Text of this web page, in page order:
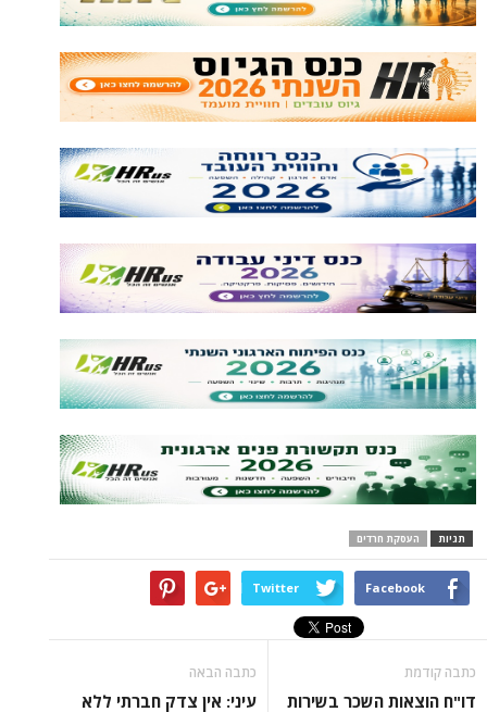
חרדים
Twitter
השכר בשירות
עיני: אין צדק חברתי ללא